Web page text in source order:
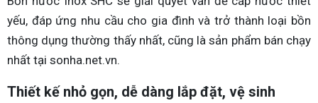
yếu, đáp ứng nhu cầu cho gia đình và trở thành loại bồn
thông dụng thường thấy nhất, cũng là sản phẩm bán chạy
nhất tại sonha.net.vn.
Thiết kế nhỏ gọn, dễ dàng lắp đặt, vệ sinh